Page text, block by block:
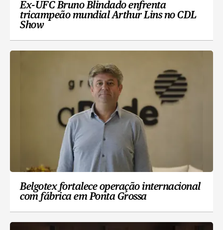
Ex-UFC Bruno Blindado enfrenta
tricampeão mundial Arthur Lins no CDL
Show
Belgotex fortalece operação internacional
com fábrica em Ponta Grossa